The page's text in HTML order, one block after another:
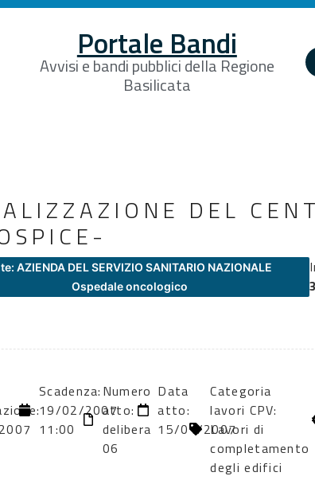
Portale Bandi
Avvisi e bandi pubblici della Regione
Basilicata
DEL
AZIENDA DEL SERVIZIO SANITARIO NAZIONALE
Ospedale oncologico
Scadenza:
19/02/2007
11:00
Numero
atto:
delibera
06
Data
atto:
15/01/2007
Categoria
lavori CPV:
Lavori di
completamento
degli edifici